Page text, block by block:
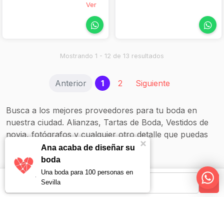
pensados para novias —
como pruebas previas,
que ese día luzcas
Ver
Ya sea con un moño
sofisticado, te
acabado profesional,
resistente y
perfectamente
armonizado con tu boda.
Mostrando 1 - 12 de 13 resultados
Anterior 1(current)
2 Siguiente
Busca a los mejores proveedores para tu boda en
nuestra ciudad. Alianzas, Tartas de Boda, Vestidos de
novia, fotógrafos y cualquier otro detalle que puedas
necesitar.Ana acaba de diseñar su
boda
Una boda para 100 personas en
Sevilla